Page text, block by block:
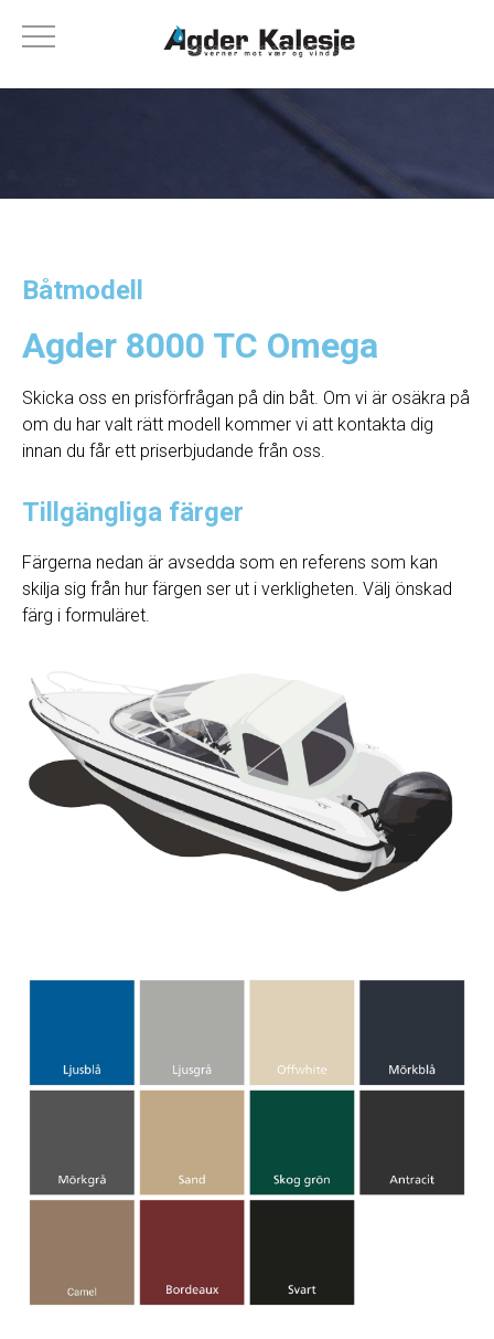
Båtmodell
Agder 8000 TC Omega
Skicka oss en prisförfrågan på din båt. Om vi ​​är osäkra på
om du har valt rätt modell kommer vi att kontakta dig
innan du får ett priserbjudande från oss.
Tillgängliga färger
Färgerna nedan är avsedda som en referens som kan
skilja sig från hur färgen ser ut i verkligheten. Välj önskad
färg i formuläret.